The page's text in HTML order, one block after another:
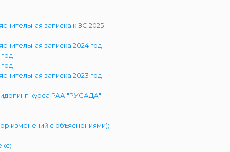
записка к ЗС 2025
записка 2024 год
записка 2023 год
курса РАА "РУСАДА"
изменений с объяснениями);